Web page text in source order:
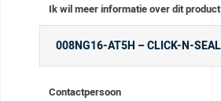
Ik wil meer informatie over dit product
Contactpersoon